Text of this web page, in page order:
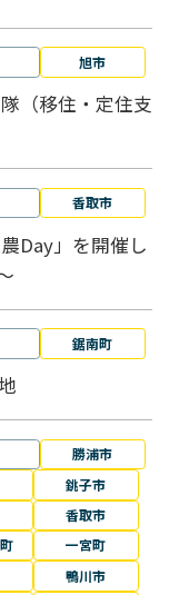
旭市
（移住・定住支
香取市
Day」を開催し
鋸南町
勝浦市
銚子市
香取市
一宮町
鴨川市